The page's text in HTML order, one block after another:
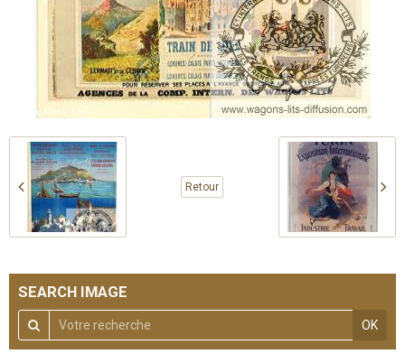
Retour
SEARCH IMAGE
OK